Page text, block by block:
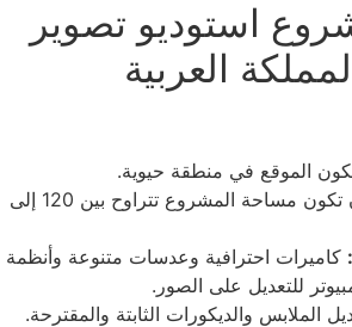
استوديو تصوير
العربية
الموقع في منطقة حيوية.
المساحة: يحب أن تكون مساحة المشروع تتراوح بين 120 إلى
كاميرات احترافية وعدسات متنوعة وأنظمة
للتعديل على الصور.
الملابس والديكورات الثابتة والمقترحة.